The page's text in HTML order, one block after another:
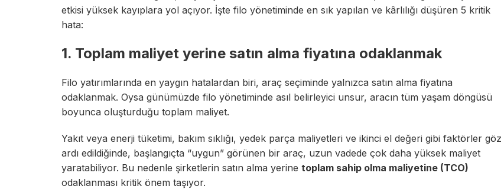
etkisi yüksek kayıplara yol açıyor. İşte filo yönetiminde en sık yapılan ve kârlılığı düşüren 5 kritik
hata:
1. Toplam maliyet yerine satın alma fiyatına odaklanmak
Filo yatırımlarında en yaygın hatalardan biri, araç seçiminde yalnızca satın alma fiyatına
odaklanmak. Oysa günümüzde filo yönetiminde asıl belirleyici unsur, aracın tüm yaşam döngüsü
boyunca oluşturduğu toplam maliyet.
Yakıt veya enerji tüketimi, bakım sıklığı, yedek parça maliyetleri ve ikinci el değeri gibi faktörler göz
ardı edildiğinde, başlangıçta “uygun” görünen bir araç, uzun vadede çok daha yüksek maliyet
yaratabiliyor. Bu nedenle şirketlerin satın alma yerine toplam sahip olma maliyetine (TCO)
odaklanması kritik önem taşıyor.